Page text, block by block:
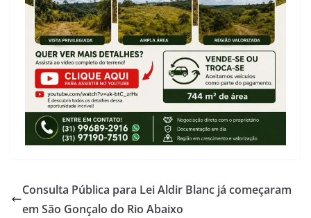
Consulta Pública para Lei Aldir Blanc já começaram
em São Gonçalo do Rio Abaixo